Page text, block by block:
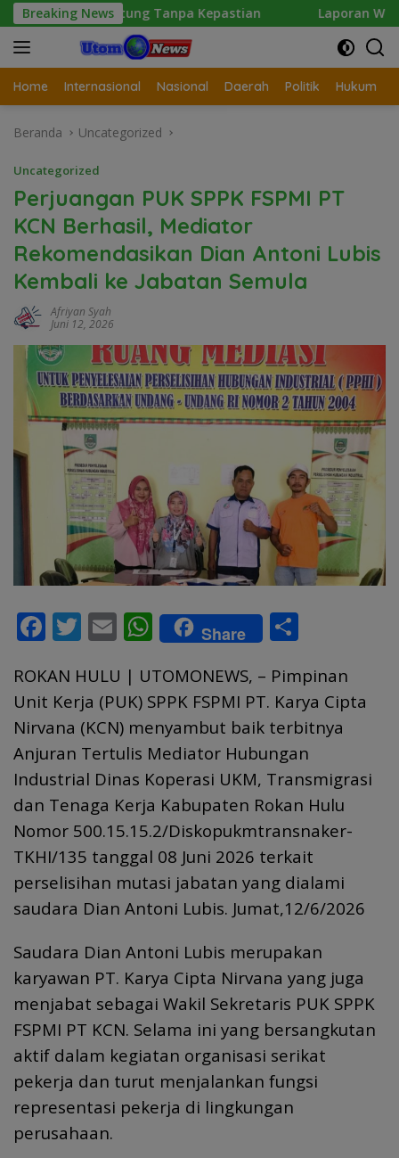
Langsung
ke
konten
Breaking News
Tanpa Kepastian Laporan Wartawan Terkait
Home Internasional Nasional Daerah Politik Hukum
Beranda Uncategorized
Uncategorized
Perjuangan PUK SPPK FSPMI PT
KCN Berhasil, Mediator
Rekomendasikan Dian Antoni Lubis
Kembali ke Jabatan Semula
Afriyan Syah
Juni 12, 2026
F
e
b
o
o
k
T
itt
er
E
ai
l
W
h
at
s
A
p
p
Share
ar
e
ROKAN HULU | UTOMONEWS, – Pimpinan
Unit Kerja (PUK) SPPK FSPMI PT. Karya Cipta
Nirvana (KCN) menyambut baik terbitnya
Anjuran Tertulis Mediator Hubungan
Industrial Dinas Koperasi UKM, Transmigrasi
dan Tenaga Kerja Kabupaten Rokan Hulu
Nomor 500.15.15.2/Diskopukmtransnaker-
TKHI/135 tanggal 08 Juni 2026 terkait
perselisihan mutasi jabatan yang dialami
saudara Dian Antoni Lubis. Jumat,12/6/2026
Saudara Dian Antoni Lubis merupakan
karyawan PT. Karya Cipta Nirvana yang juga
menjabat sebagai Wakil Sekretaris PUK SPPK
FSPMI PT KCN. Selama ini yang bersangkutan
aktif dalam kegiatan organisasi serikat
pekerja dan turut menjalankan fungsi
representasi pekerja di lingkungan
perusahaan.